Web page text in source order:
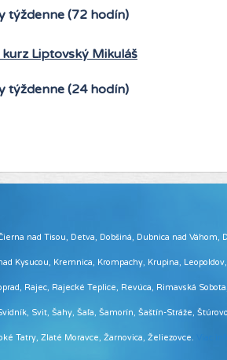
týždenne (72 hodín)
Liptovský Mikuláš
týždenne (24 hodín)
nad Tisou, Detva, Dobšiná, Dubnica nad
Kysucou, Kremnica, Krompachy, Krupina,
Rajec, Rajecké Teplice, Revúca, Rimavská
Svit, Šahy, Šaľa, Šamorín, Šaštín-Stráže,
Tatry, Zlaté Moravce, Žarnovica, Želiezovce.